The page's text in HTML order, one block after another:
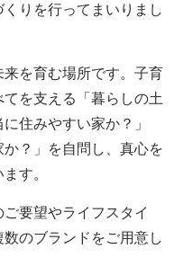
りを行ってまいりまし
を育む場所です。子育
を支える「暮らしの土
住みやすい家か？」
か？」を自問し、真心を
す。
要望やライフスタイ
のブランドをご用意し